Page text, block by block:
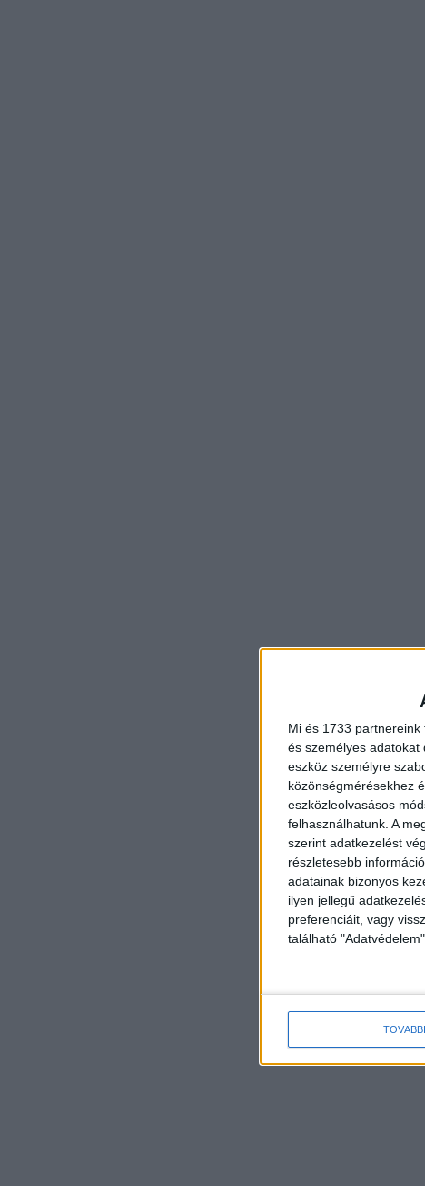
Mi és 1733
és személyes
eszköz személyre
közönségmérésekhez
eszközleolvasásos
felhasználhatunk. A
szerint adatkezelést
részletesebb
adatainak bizonyos
ilyen jellegű
preferenciáit, vagy
található